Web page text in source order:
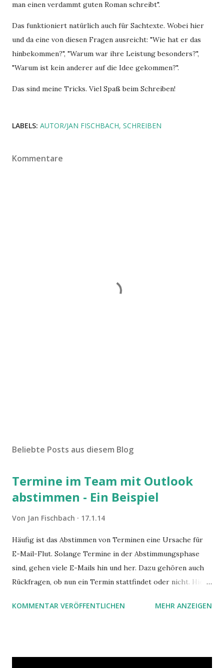
man einen verdammt guten Roman schreibt".
Das funktioniert natürlich auch für Sachtexte. Wobei hier
und da eine von diesen Fragen ausreicht: "Wie hat er das
hinbekommen?", "Warum war ihre Leistung besonders?",
"Warum ist kein anderer auf die Idee gekommen?".
Das sind meine Tricks. Viel Spaß beim Schreiben!
LABELS: AUTOR/JAN FISCHBACH SCHREIBEN
Kommentare
Beliebte Posts aus diesem Blog
Termine im Team mit Outlook
abstimmen - Ein Beispiel
Von Jan Fischbach 17.1.14
Häufig ist das Abstimmen von Terminen eine Ursache für
E-Mail-Flut. Solange Termine in der Abstimmungsphase
sind, gehen viele E-Mails hin und her. Dazu gehören auch
Rückfragen, ob nun ein Termin stattfindet oder nicht. Hier
Hilfe von Outlook.
KOMMENTAR VERÖFFENTLICHEN MEHR ANZEIGEN